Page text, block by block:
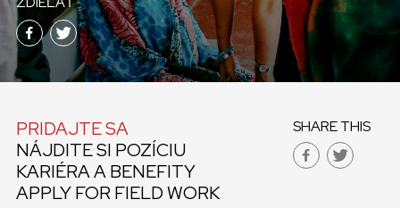
KONTAKT
SLOVENSKO
SLOVENSKO
ČESKÁ REPUBLIKA
PRIDAJTE SA
NÁJDITE SI POZÍCIU
KARIÉRA A BENEFITY
APPLY FOR FIELD WORK
SHARE THIS